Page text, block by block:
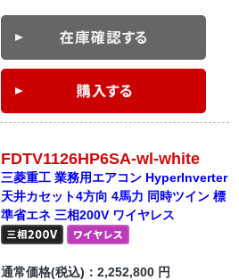
FDTV1126HP6SA-wl-white
三菱重工 業務用エアコン HyperInverter
天井カセット4方向 4馬力 同時ツイン 標
準省エネ 三相200V ワイヤレス
通常価格(税込)：2,252,800 円